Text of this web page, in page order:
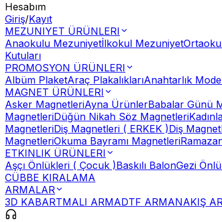
Hesabım
Giriş/Kayıt
MEZUNIYET ÜRÜNLERI
Anaokulu Mezuniyetİlkokul Mezuniyet
Kutuları
PROMOSYON ÜRÜNLERI
Albüm PlaketAraç PlakalıklarıAnahtarlık
MAGNET ÜRÜNLERI
Asker MagnetleriAyna ÜrünlerBabalar Günü
MagnetleriDüğün Nikah Söz Magnetleri
MagnetleriDiş Magnetleri ( ERKEK )Diş
MagnetleriOkuma Bayramı Magnetleri
ETKINLIK ÜRÜNLERI
Aşçı Önlükleri ( Çocuk )Baskılı BalonGezi
CÜBBE KIRALAMA
ARMALAR
3D KABARTMALI ARMADTF ARMANAKIŞ